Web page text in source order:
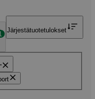
Järjestätuotetulokset